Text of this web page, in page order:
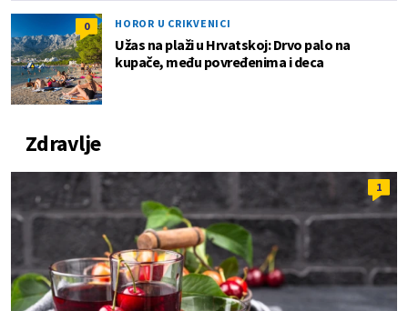
0 HOROR U CRIKVENICI
Užas na plaži u Hrvatskoj: Drvo palo na
kupače, među povređenima i deca
Zdravlje
1